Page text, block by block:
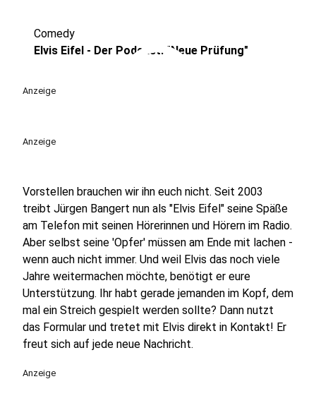
play_circle
Comedy
Elvis Eifel - Der Podcast: "Neue Prüfung"
Anzeige
Anzeige
Vorstellen brauchen wir ihn euch nicht. Seit 2003
treibt Jürgen Bangert nun als "Elvis Eifel" seine Späße
am Telefon mit seinen Hörerinnen und Hörern im Radio.
Aber selbst seine 'Opfer' müssen am Ende mit lachen -
wenn auch nicht immer. Und weil Elvis das noch viele
Jahre weitermachen möchte, benötigt er eure
Unterstützung. Ihr habt gerade jemanden im Kopf, dem
mal ein Streich gespielt werden sollte? Dann nutzt
das Formular und tretet mit Elvis direkt in Kontakt! Er
freut sich auf jede neue Nachricht.
Anzeige